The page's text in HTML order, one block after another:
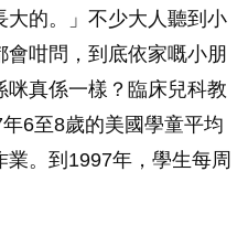
大的。」不少大人聽到小
會咁問，到底依家嘅小朋
真係一樣？臨床兒科教
6至8歲的美國學童平均
。到1997年，學生每周